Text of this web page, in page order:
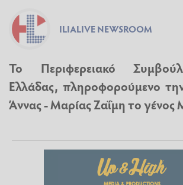
ILIALIVE NEWSROOM
Το Περιφερειακό
Ελλάδας, πληροφορούμενο
Άννας - Μαρίας Ζαΐμη το